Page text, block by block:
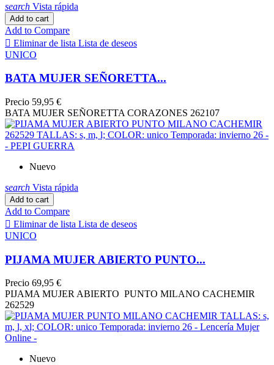
search Vista rápida
Add to cart
Add to Compare
 Eliminar de lista Lista de deseos
UNICO
BATA MUJER SEÑORETTA...
Precio 59,95 €
BATA MUJER SEÑORETTA CORAZONES 262107
Nuevo
search Vista rápida
Add to cart
Add to Compare
 Eliminar de lista Lista de deseos
UNICO
PIJAMA MUJER ABIERTO PUNTO...
Precio 69,95 €
PIJAMA MUJER ABIERTO PUNTO MILANO CACHEMIR
262529
Nuevo